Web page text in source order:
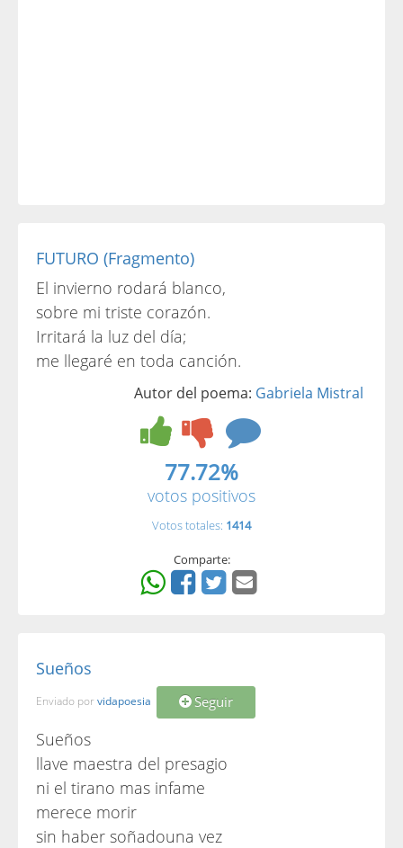
FUTURO (Fragmento)
El invierno rodará blanco,
sobre mi triste corazón.
Irritará la luz del día;
me llegaré en toda canción.
Autor del poema: Gabriela Mistral
77.72%
votos positivos
Votos totales: 1414
Comparte:
Sueños
Enviado por vidapoesia Seguir
Sueños
llave maestra del presagio
ni el tirano mas infame
merece morir
sin haber soñadouna vez